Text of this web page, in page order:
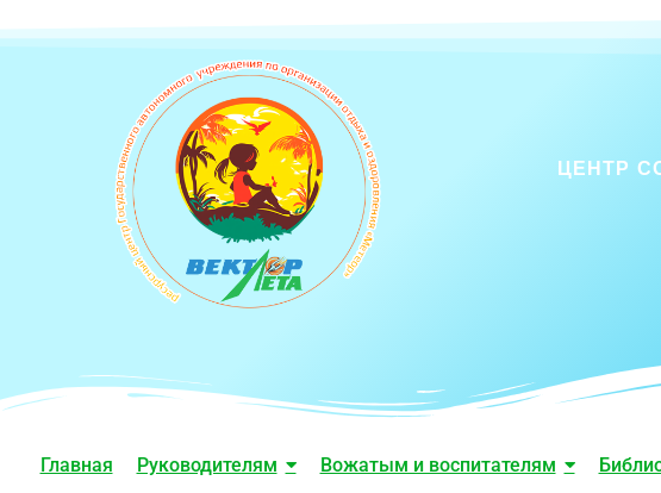
ЦЕНТР
Главная Руководителям Вожатым и воспитателям